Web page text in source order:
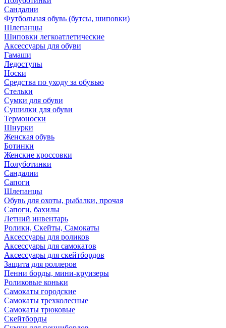
Сандалии
Футбольная обувь (бутсы, шиповки)
Шлепанцы
Шиповки легкоатлетические
Аксессуары для обуви
Гамаши
Ледоступы
Носки
Средства по уходу за обувью
Стельки
Сумки для обуви
Сушилки для обуви
Термоноски
Шнурки
Женская обувь
Ботинки
Женские кроссовки
Полуботинки
Сандалии
Сапоги
Шлепанцы
Обувь для охоты, рыбалки, прочая
Сапоги, бахилы
Летний инвентарь
Ролики, Скейты, Самокаты
Аксессуары для роликов
Аксессуары для самокатов
Аксессуары для скейтбордов
Защита для роллеров
Пенни борды, мини-круизеры
Роликовые коньки
Самокаты городские
Самокаты трехколесные
Самокаты трюковые
Скейтборды